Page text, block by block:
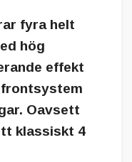
fyra helt
hög
effekt
Oavsett
klassiskt 4